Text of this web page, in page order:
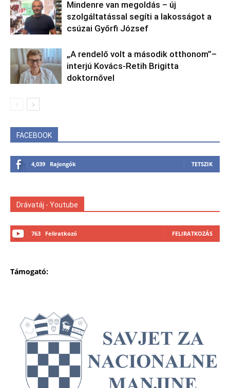
Mindenre van megoldás – új
szolgáltatással segíti a lakosságot a
csúzai Győrfi József
„A rendelő volt a második otthonom”–
interjú Kovács-Retih Brigitta
doktornővel
FACEBOOK
4,039 Rajongók TETSZIK
Drávatáj - Youtube
763 Feliratkozó FELIRATKOZÁS
Támogató: